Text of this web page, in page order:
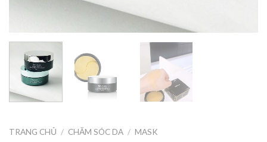
TRANG CHỦ / CHĂM SÓC DA / MASK